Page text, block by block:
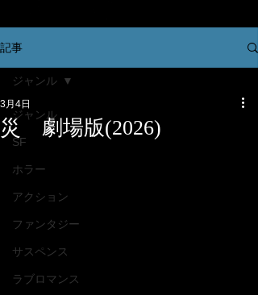
記事
ジャンル
SF
ホラー
アクション
ファンタジー
サスペンス
ラブロマンス
ジャンル
災 劇場版(2026)
3月4日